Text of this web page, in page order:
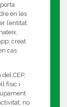
en les
l’entitat.
creat
cas
CEP,
físic i
no